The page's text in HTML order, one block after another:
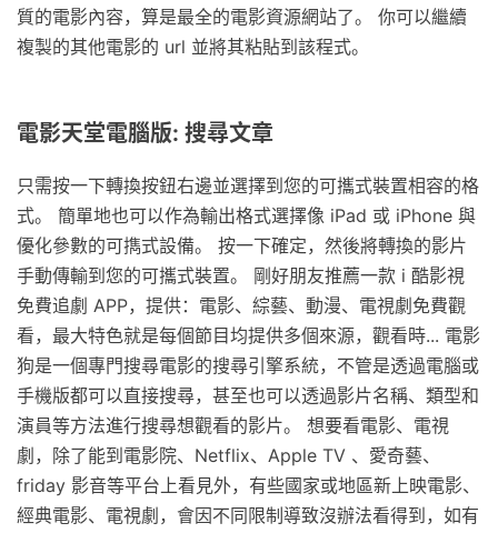
質的電影內容，算是最全的電影資源網站了。 你可以繼續
複製的其他電影的 url 並將其粘貼到該程式。
電影天堂電腦版: 搜尋文章
只需按一下轉換按鈕右邊並選擇到您的可攜式裝置相容的格
式。 簡單地也可以作為輸出格式選擇像 iPad 或 iPhone 與
優化參數的可擕式設備。 按一下確定，然後將轉換的影片
手動傳輸到您的可攜式裝置。 剛好朋友推薦一款 i 酷影視
免費追劇 APP，提供：電影、綜藝、動漫、電視劇免費觀
看，最大特色就是每個節目均提供多個來源，觀看時... 電影
狗是一個專門搜尋電影的搜尋引擎系統，不管是透過電腦或
手機版都可以直接搜尋，甚至也可以透過影片名稱、類型和
演員等方法進行搜尋想觀看的影片。 想要看電影、電視
劇，除了能到電影院、Netflix、Apple TV 、愛奇藝、
friday 影音等平台上看見外，有些國家或地區新上映電影、
經典電影、電視劇，會因不同限制導致沒辦法看得到，如有